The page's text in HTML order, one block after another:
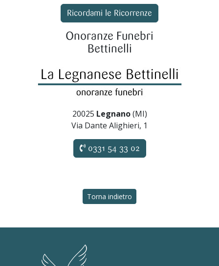
Ricordami le Ricorrenze
Onoranze Funebri
Bettinelli
20025 Legnano(MI)
Via Dante Alighieri, 1
0331 54 33 02
Torna indietro